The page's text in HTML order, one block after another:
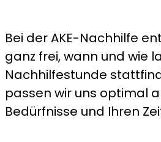
Bei der AKE-Nachhilfe
ganz frei, wann und wie
Nachhilfestunde
passen wir uns optimal
Bedürfnisse und Ihren